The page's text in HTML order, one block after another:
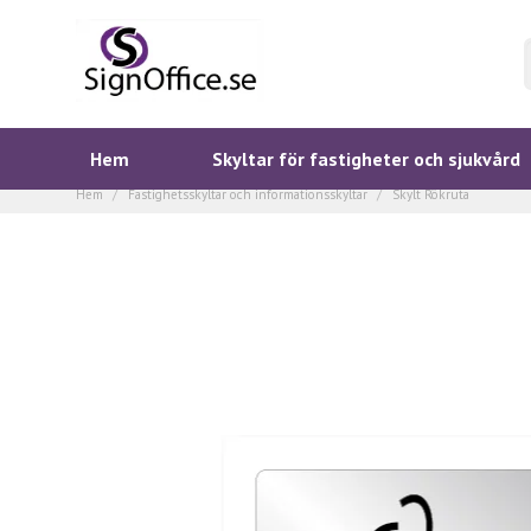
Hem Skyltar för fastigheter och sjukvård
Hem Fastighetsskyltar och informationsskyltar Skylt Rökruta